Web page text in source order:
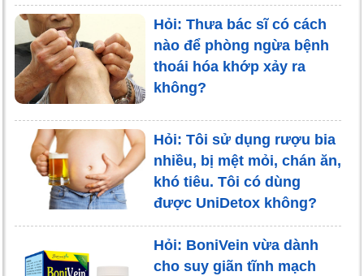
Hỏi: Thưa bác sĩ có cách
nào để phòng ngừa bệnh
thoái hóa khớp xảy ra
không?
Hỏi: Tôi sử dụng rượu bia
nhiều, bị mệt mỏi, chán ăn,
khó tiêu. Tôi có dùng
được UniDetox không?
Hỏi: BoniVein vừa dành
cho suy giãn tĩnh mạch